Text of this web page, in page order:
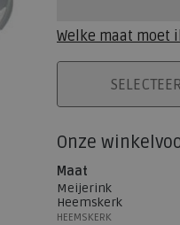
Welke maat moet
PLAATS IN
Onze
Maat
Meijerink
Heemskerk
HEEMSKERK